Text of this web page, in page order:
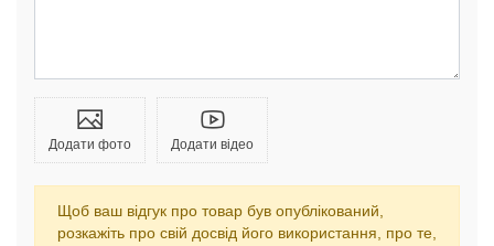
Додати фото Додати відео
Щоб ваш відгук про товар був опублікований,
розкажіть про свій досвід його використання, про те,